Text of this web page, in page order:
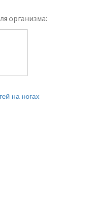
организма:
на ногах